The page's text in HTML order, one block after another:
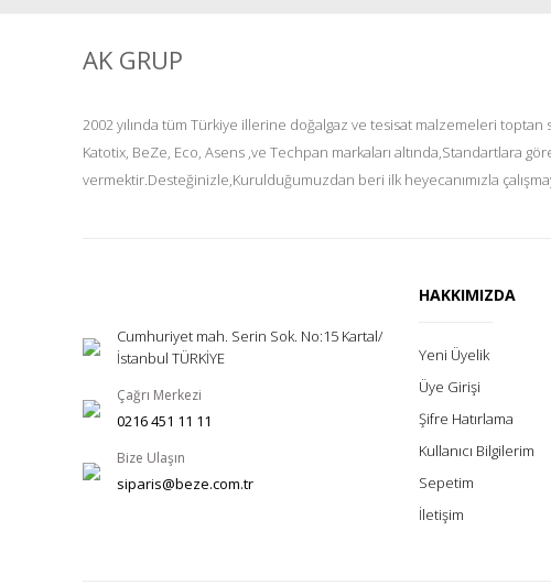
AK GRUP
2002 yılında tüm Türkiye illerine doğalgaz ve tesisat malzemeleri toptan
Katotix, BeZe, Eco, Asens ,ve Techpan markaları altında,Standartlara
vermektir.Desteğinizle,Kurulduğumuzdan beri ilk heyecanımızla
Cumhuriyet mah. Serin Sok. No:15 Kartal/
İstanbul TÜRKİYE
Çağrı Merkezi
0216 451 11 11
Bize Ulaşın
siparis@beze.com.tr
HAKKIMIZDA
Yeni Üyelik
Üye Girişi
Şifre Hatırlama
Kullanıcı Bilgilerim
Sepetim
İletişim